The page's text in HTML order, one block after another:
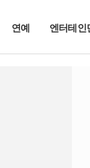
연예 엔터테인